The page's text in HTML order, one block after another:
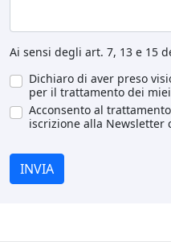
Ai sensi degli art. 7, 13 e 15
Dichiaro di aver preso
per il trattamento dei
Acconsento al
iscrizione alla Newsletter
INVIA